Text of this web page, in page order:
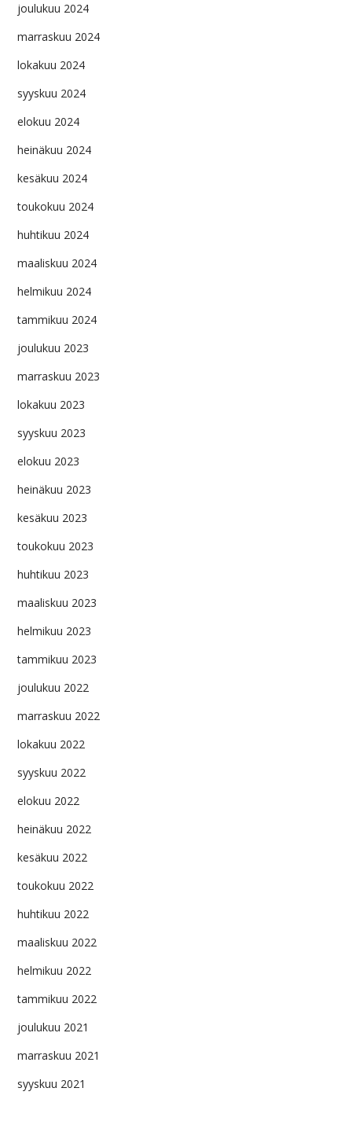
joulukuu 2024
marraskuu 2024
lokakuu 2024
syyskuu 2024
elokuu 2024
heinäkuu 2024
kesäkuu 2024
toukokuu 2024
huhtikuu 2024
maaliskuu 2024
helmikuu 2024
tammikuu 2024
joulukuu 2023
marraskuu 2023
lokakuu 2023
syyskuu 2023
elokuu 2023
heinäkuu 2023
kesäkuu 2023
toukokuu 2023
huhtikuu 2023
maaliskuu 2023
helmikuu 2023
tammikuu 2023
joulukuu 2022
marraskuu 2022
lokakuu 2022
syyskuu 2022
elokuu 2022
heinäkuu 2022
kesäkuu 2022
toukokuu 2022
huhtikuu 2022
maaliskuu 2022
helmikuu 2022
tammikuu 2022
joulukuu 2021
marraskuu 2021
syyskuu 2021